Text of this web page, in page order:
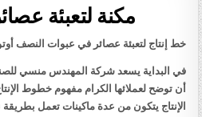
مكنة لتعبئة
خط إنتاج لتعبئة عصائر في عبوات النصف
في البداية يسعد شركة المهندس منسي
أن توضح لعملائها الكرام مفهوم خطوط
الإنتاج يتكون من عدة ماكينات تعمل